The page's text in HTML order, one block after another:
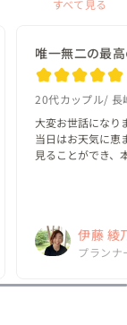
すべて見る
唯一無二の最
20代カップル 長
大変お世話になり
当日はお天気に恵
見ることができ、
きて、とても幸せ
伊藤 綾
No.1！
プランナ